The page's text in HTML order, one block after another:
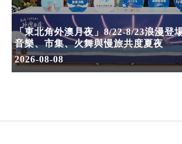
「東北角外澳月夜」8/22-8/23浪漫登
音樂、市集、火舞與慢旅共度夏夜
2026-08-08